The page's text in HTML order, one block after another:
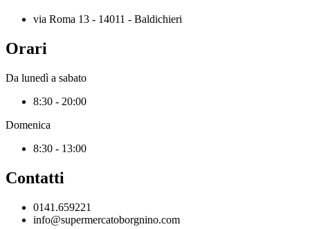
via Roma 13 - 14011 - Baldichieri
Orari
Da lunedì a sabato
8:30 - 20:00
Domenica
8:30 - 13:00
Contatti
0141.659221
info@supermercatoborgnino.com